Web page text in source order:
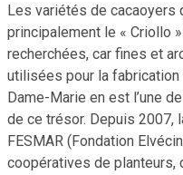
Les variétés de cacaoyers
principalement le « Criollo
recherchées, car fines et
utilisées pour la fabrication
Dame-Marie en est l’une
de ce trésor. Depuis 2007,
FESMAR (Fondation
coopératives de planteurs,